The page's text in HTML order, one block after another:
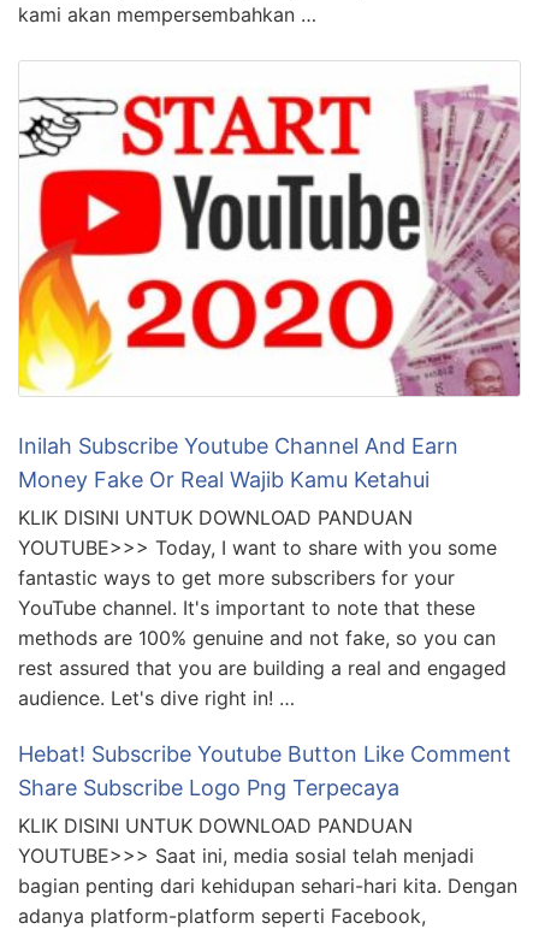
kami akan mempersembahkan …
Inilah Subscribe Youtube Channel And Earn
Money Fake Or Real Wajib Kamu Ketahui
KLIK DISINI UNTUK DOWNLOAD PANDUAN
YOUTUBE>>> Today, I want to share with you some
fantastic ways to get more subscribers for your
YouTube channel. It's important to note that these
methods are 100% genuine and not fake, so you can
rest assured that you are building a real and engaged
audience. Let's dive right in! …
Hebat! Subscribe Youtube Button Like Comment
Share Subscribe Logo Png Terpecaya
KLIK DISINI UNTUK DOWNLOAD PANDUAN
YOUTUBE>>> Saat ini, media sosial telah menjadi
bagian penting dari kehidupan sehari-hari kita. Dengan
adanya platform-platform seperti Facebook,